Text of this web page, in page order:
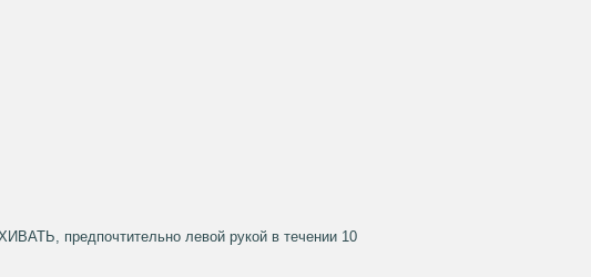
предпочтительно левой рукой в течении 10